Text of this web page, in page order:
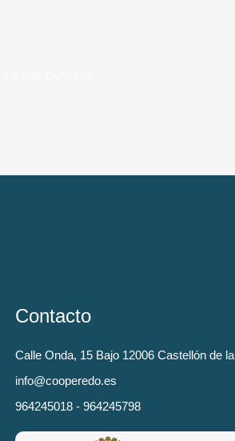
Contacto
Calle Onda, 15 Bajo 12006 Castellón de
info@cooperedo.es
964245018 - 964245798